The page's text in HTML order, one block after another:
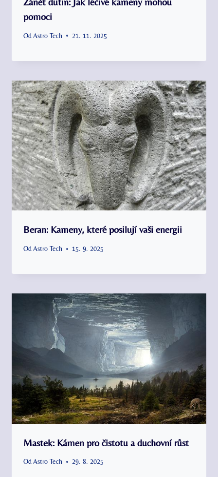
pomoci
Od Astro Tech 21. 11. 2025
Beran: Kameny, které posilují vaši energii
Od Astro Tech 15. 9. 2025
Mastek: Kámen pro čistotu a duchovní růst
OdAstro Tech 29. 8. 2025